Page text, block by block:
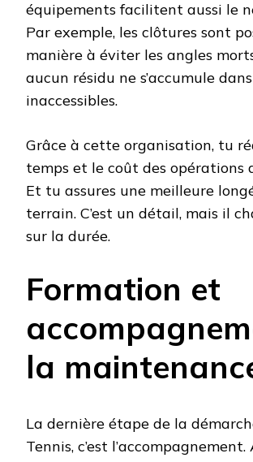
équipements facilitent aussi le
Par exemple, les clôtures sont
manière à éviter les angles
aucun résidu ne s’accumule
inaccessibles.
Grâce à cette organisation, tu
temps et le coût des opérations
Et tu assures une meilleure
terrain. C’est un détail, mais il
sur la durée.
Formation et
la
La dernière étape de la
Tennis, c’est l’accompagnement.